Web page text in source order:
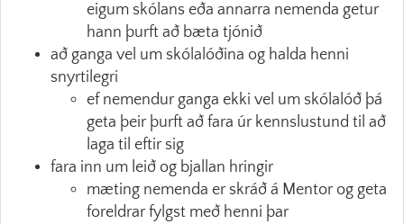
eigum skólans eða annarra nemenda getur
hann þurft að bæta tjónið
að ganga vel um skólalóðina og halda henni
snyrtilegri
ef nemendur ganga ekki vel um skólalóð þá
geta þeir þurft að fara úr kennslustund til að
laga til eftir sig
fara inn um leið og bjallan hringir
mæting nemenda er skráð á Mentor og geta
foreldrar fylgst með henni þar